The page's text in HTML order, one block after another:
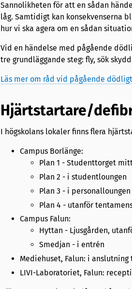
Sannolikheten för att en sådan
låg. Samtidigt kan konsekvenserna
hur vi ska agera om en sådan
Vid en händelse med pågående
tre grundläggande steg: fly, sök
Läs mer om råd vid pågående
Hjärtstartare/
I högskolans lokaler finns flera
Campus Borlänge:
Plan 1 - Studenttorget
Plan 2 - i studentloungen
Plan 3 - i personalloungen
Plan 4 - utanför
Campus Falun:
Hyttan - Ljusgården,
Smedjan - i entrén
Mediehuset, Falun: i
LIVI-Laboratoriet, Falun: